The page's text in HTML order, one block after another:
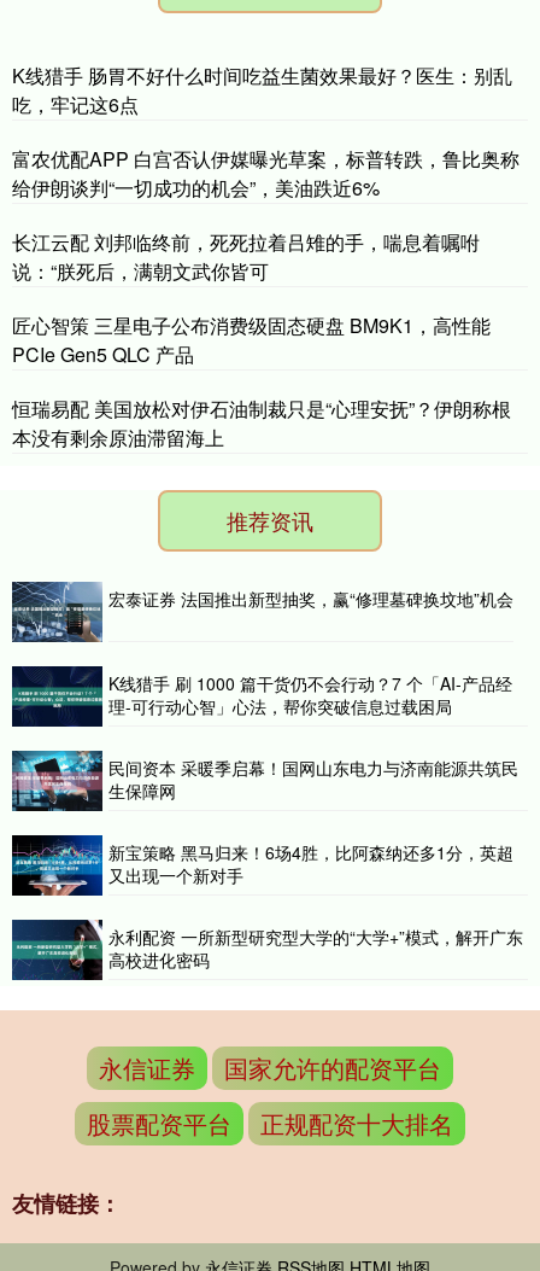
K线猎手 肠胃不好什么时间吃益生菌效果最好？医生：别乱
吃，牢记这6点
富农优配APP 白宫否认伊媒曝光草案，标普转跌，鲁比奥称
给伊朗谈判“一切成功的机会”，美油跌近6%
长江云配 刘邦临终前，死死拉着吕雉的手，喘息着嘱咐
说：“朕死后，满朝文武你皆可
匠心智策 三星电子公布消费级固态硬盘 BM9K1，高性能
PCIe Gen5 QLC 产品
恒瑞易配 美国放松对伊石油制裁只是“心理安抚”？伊朗称根
本没有剩余原油滞留海上
推荐资讯
宏泰证券 法国推出新型抽奖，赢“修理墓碑换坟地”机会
K线猎手 刷 1000 篇干货仍不会行动？7 个「AI-产品经
理-可行动心智」心法，帮你突破信息过载困局
民间资本 采暖季启幕！国网山东电力与济南能源共筑民
生保障网
新宝策略 黑马归来！6场4胜，比阿森纳还多1分，英超
又出现一个新对手
永利配资 一所新型研究型大学的“大学+”模式，解开广东
高校进化密码
永信证券
国家允许的配资平台
股票配资平台
正规配资十大排名
友情链接：